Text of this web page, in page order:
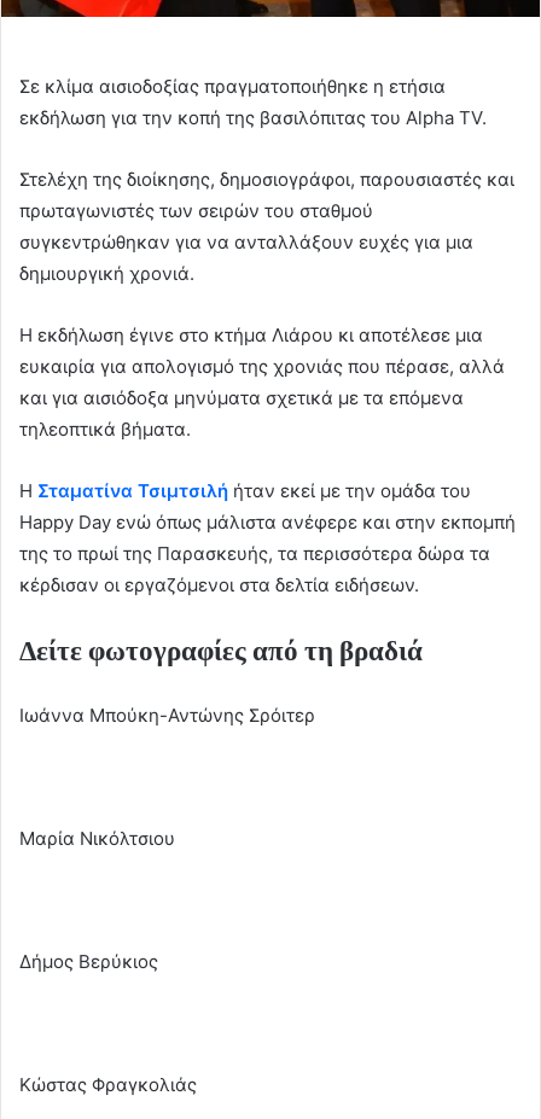
Σε κλίμα αισιοδοξίας πραγματοποιήθηκε η ετήσια
εκδήλωση για την κοπή της βασιλόπιτας του Alpha TV.
Στελέχη της διοίκησης, δημοσιογράφοι, παρουσιαστές και
πρωταγωνιστές των σειρών του σταθμού
συγκεντρώθηκαν για να ανταλλάξουν ευχές για μια
δημιουργική χρονιά.
Η εκδήλωση έγινε στο κτήμα Λιάρου κι αποτέλεσε μια
ευκαιρία για απολογισμό της χρονιάς που πέρασε, αλλά
και για αισιόδοξα μηνύματα σχετικά με τα επόμενα
τηλεοπτικά βήματα.
Η Σταματίνα Τσιμτσιλή ήταν εκεί με την ομάδα του
Happy Day ενώ όπως μάλιστα ανέφερε και στην εκπομπή
της το πρωί της Παρασκευής, τα περισσότερα δώρα τα
κέρδισαν οι εργαζόμενοι στα δελτία ειδήσεων.
Δείτε φωτογραφίες από τη βραδιά
Ιωάννα Μπούκη-Αντώνης Σρόιτερ
Μαρία Νικόλτσιου
Δήμος Βερύκιος
Κώστας Φραγκολιάς